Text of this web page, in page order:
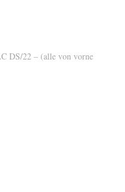
DS/22 – (alle von vorne